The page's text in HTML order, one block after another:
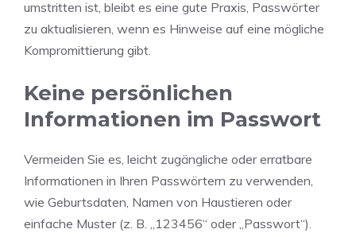
umstritten ist, bleibt es eine gute Praxis, Passwörter
zu aktualisieren, wenn es Hinweise auf eine mögliche
Kompromittierung gibt.
Keine persönlichen
Informationen im Passwort
Vermeiden Sie es, leicht zugängliche oder erratbare
Informationen in Ihren Passwörtern zu verwenden,
wie Geburtsdaten, Namen von Haustieren oder
einfache Muster (z. B. „123456“ oder „Passwort“).